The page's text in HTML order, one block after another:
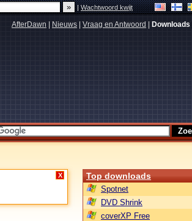
|Wachtwoord kwijt
AfterDawn Nieuws Vraag en Antwoord Downloads
X Top downloads
Spotnet
DVD Shrink
coverXP Free